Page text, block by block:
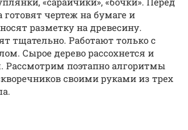
готовят чертеж на бумаге и
разметку на древесину.
тщательно. Работают только с
Сырое дерево рассохнется и
Рассмотрим поэтапно алгоритмы
своими руками из трех